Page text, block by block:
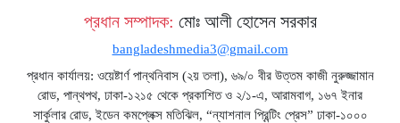
প্রধান সম্পাদক: মোঃ আলী হোসেন সরকার
bangladeshmedia3@gmail.com
প্রধান কার্যালয়: ওয়েষ্টার্ণ পান্থনিবাস (২য় তলা), ৬৯/০ বীর উত্তম কাজী নুরুজ্জামান
রোড, পান্থপথ, ঢাকা-১২১৫ থেকে প্রকাশিত ও ২/১-এ, আরামবাগ, ১৬৭ ইনার
সার্কুলার রোড, ইডেন কমপ্লেক্স মতিঝিল, “ন্যাশনাল প্রিন্টিং প্রেস” ঢাকা-১০০০